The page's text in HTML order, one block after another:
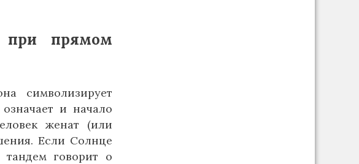
при прямом
символизирует
и начало
женат (или
Если Солнце
говорит о